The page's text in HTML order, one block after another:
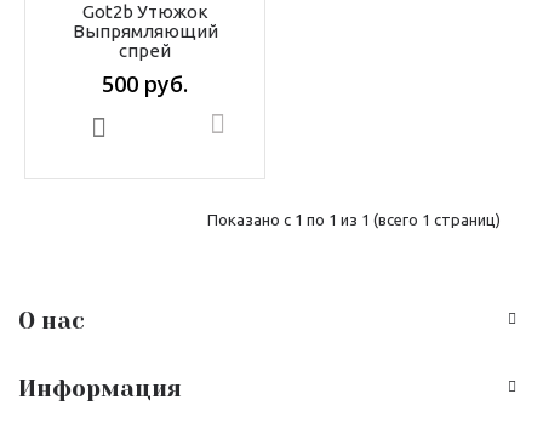
Got2b Утюжок
Выпрямляющий
спрей
500 руб.
Показано с 1 по 1 из 1 (всего 1 страниц)
О нас
Информация